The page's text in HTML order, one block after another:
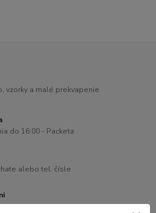
vzorky a malé prekvapenie
do 16:00 - Packeta
alebo tel. čísle
všetko